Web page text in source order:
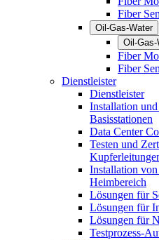
Fiber
Oil-Gas-Water
Oil-Gas-
Fiber
Fiber
Dienstleister
Dienstleister
Installation
Basisstationen
Data Center
Testen und
Installation
Heimbereich
Lösungen für
Lösungen für
Lösungen für
Testprozess-